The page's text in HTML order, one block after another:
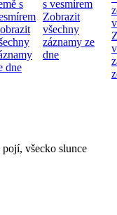
s
dne
s vesmírem
Zobrazit
všechny
záznamy ze
dne
všecko slunce